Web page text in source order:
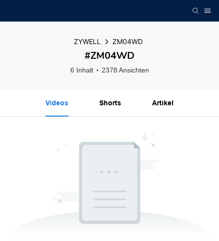
ZYWELL ZM04WD
#ZM04WD
6 Inhalt 2378 Ansichten
Videos Shorts Artikel